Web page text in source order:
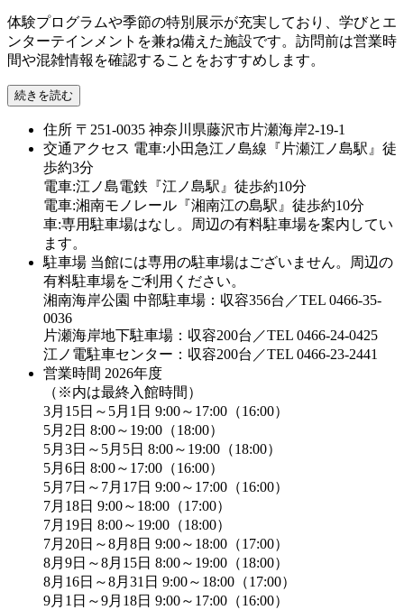
体験プログラムや季節の特別展示が充実しており、学びとエ
ンターテインメントを兼ね備えた施設です。訪問前は営業時
間や混雑情報を確認することをおすすめします。
続きを読む
住所 〒251-0035 神奈川県藤沢市片瀬海岸2-19-1
交通アクセス 電車:小田急江ノ島線『片瀬江ノ島駅』徒
歩約3分
電車:江ノ島電鉄『江ノ島駅』徒歩約10分
電車:湘南モノレール『湘南江の島駅』徒歩約10分
車:専用駐車場はなし。周辺の有料駐車場を案内してい
ます。
駐車場 当館には専用の駐車場はございません。周辺の
有料駐車場をご利用ください。
湘南海岸公園 中部駐車場：収容356台／TEL 0466-35-
0036
片瀬海岸地下駐車場：収容200台／TEL 0466-24-0425
江ノ電駐車センター：収容200台／TEL 0466-23-2441
営業時間 2026年度
（※内は最終入館時間）
3月15日～5月1日 9:00～17:00（16:00）
5月2日 8:00～19:00（18:00）
5月3日～5月5日 8:00～19:00（18:00）
5月6日 8:00～17:00（16:00）
5月7日～7月17日 9:00～17:00（16:00）
7月18日 9:00～18:00（17:00）
7月19日 8:00～19:00（18:00）
7月20日～8月8日 9:00～18:00（17:00）
8月9日～8月15日 8:00～19:00（18:00）
8月16日～8月31日 9:00～18:00（17:00）
9月1日～9月18日 9:00～17:00（16:00）